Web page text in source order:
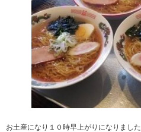
お土産になり１０時早上がりになりました